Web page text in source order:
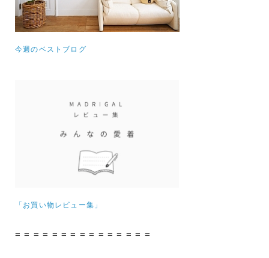
今週のベストブログ
「お買い物レビュー集」
= = = = = = = = = = = = = = =